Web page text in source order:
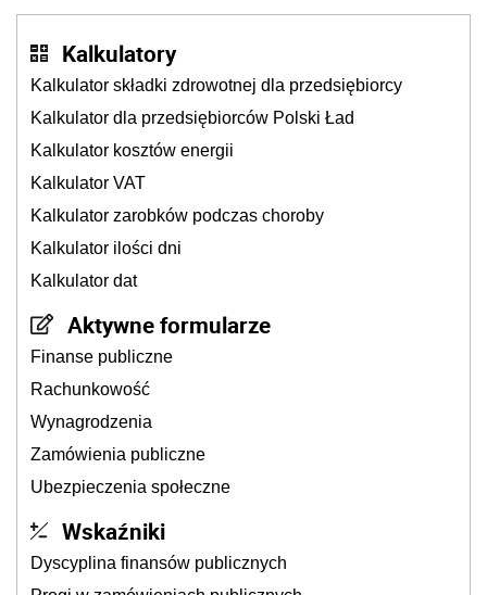
Kalkulatory
Kalkulator składki zdrowotnej dla przedsiębiorcy
Kalkulator dla przedsiębiorców Polski Ład
Kalkulator kosztów energii
Kalkulator VAT
Kalkulator zarobków podczas choroby
Kalkulator ilości dni
Kalkulator dat
Aktywne formularze
Finanse publiczne
Rachunkowość
Wynagrodzenia
Zamówienia publiczne
Ubezpieczenia społeczne
Wskaźniki
Dyscyplina finansów publicznych